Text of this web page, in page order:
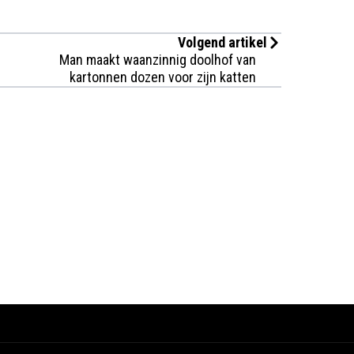
Volgend artikel
Man maakt waanzinnig doolhof van
kartonnen dozen voor zijn katten